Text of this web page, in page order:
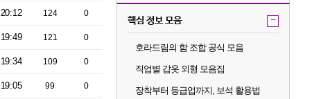
20:12 124 0
19:49 121 0
19:34 109 0
19:05 99 0
핵심 정보 모음 -
호라드림의 함 조합 공식 모음
직업별 갑옷 외형 모음집
장착부터 등급업까지, 보석 활용법